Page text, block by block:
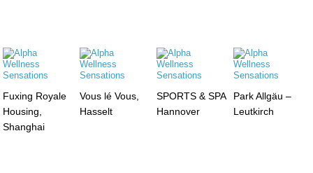
Fuxing Royale
Housing,
Shanghai
Vous lé Vous,
Hasselt
SPORTS & SPA
Hannover
Park Allgäu –
Leutkirch